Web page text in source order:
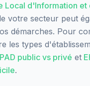
Local d'Information et
votre secteur peut
démarches. Pour
les types
public vs privé et
.